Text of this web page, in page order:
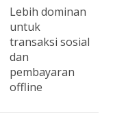
Lebih dominan
untuk
transaksi sosial
dan
pembayaran
offline